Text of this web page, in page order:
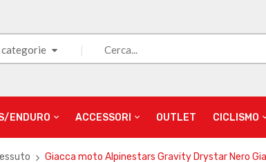
ENDURO ACCESSORI OUTLET CICLISMO
Giacca moto Alpinestars Gravity Drystar Nero